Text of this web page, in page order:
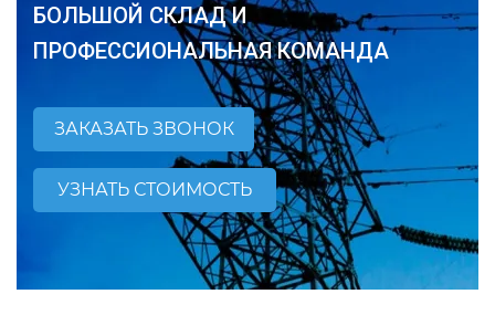
БОЛЬШОЙ СКЛАД И
ПРОФЕССИОНАЛЬНАЯ КОМАНДА
ЗАКАЗАТЬ ЗВОНОК
УЗНАТЬ СТОИМОСТЬ